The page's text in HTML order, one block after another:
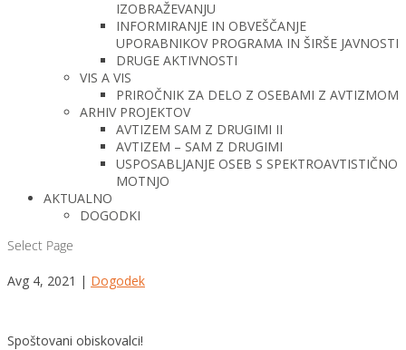
IZOBRAŽEVANJU
INFORMIRANJE IN OBVEŠČANJE
UPORABNIKOV PROGRAMA IN ŠIRŠE JAVNOSTI
DRUGE AKTIVNOSTI
VIS A VIS
PRIROČNIK ZA DELO Z OSEBAMI Z AVTIZMOM
ARHIV PROJEKTOV
AVTIZEM SAM Z DRUGIMI II
AVTIZEM – SAM Z DRUGIMI
USPOSABLJANJE OSEB S SPEKTROAVTISTIČNO
MOTNJO
AKTUALNO
DOGODKI
Select Page
Avg 4, 2021 | Dogodek
Spoštovani obiskovalci!